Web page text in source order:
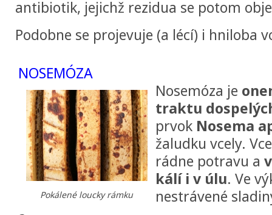
antibiotik, jejichž rezidua se potom
Podobne se projevuje (a lécí) i hniloba
NOSEMÓZA
Pokálené loucky rámku
Nosemóza je
traktu
prvok Nosema
žaludku vcely.
rádne potravu a
kálí i v úlu. Ve
nestrávené